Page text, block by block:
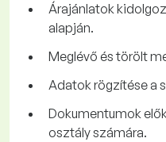
Árajánlatok
alapján.
Meglévő és törölt
Adatok rögzítése a
Dokumentumok
osztály számára.